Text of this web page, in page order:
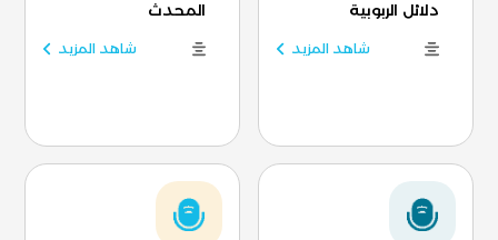
دلائل الربوبية
شاهد المزيد
المحدث
شاهد المزيد